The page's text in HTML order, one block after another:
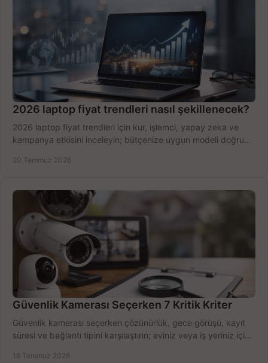
2026 laptop fiyat trendleri nasıl şekillenecek?
2026 laptop fiyat trendleri için kur, işlemci, yapay zeka ve
kampanya etkisini inceleyin; bütçenize uygun modeli doğru
20 Temmuz 2026
Güvenlik Kamerası Seçerken 7 Kritik Kriter
Güvenlik kamerası seçerken çözünürlük, gece görüşü, kayıt
süresi ve bağlantı tipini karşılaştırın; eviniz veya iş yeriniz için
18 Temmuz 2026